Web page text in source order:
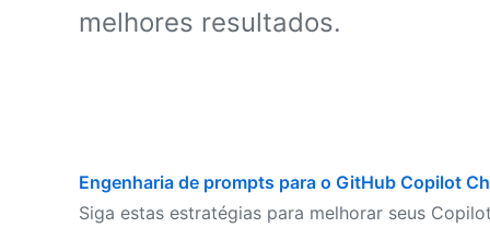
melhores resultados.
Engenharia de prompts para o GitHub Copilot
Siga estas estratégias para melhorar seus